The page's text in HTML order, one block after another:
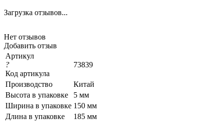
Загрузка отзывов...
Нет отзывов
Добавить отзыв
Артикул
?
Код артикула
73839
Производство
Китай
Высота в упаковке
5 мм
Ширина в упаковке 150 мм
Длина в упаковке
185 мм